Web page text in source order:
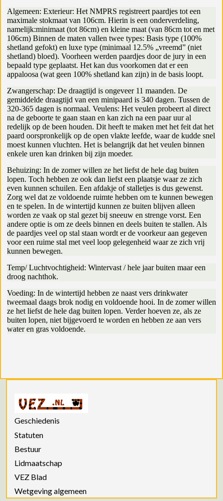
Algemeen: Exterieur: Het NMPRS registreert paardjes tot een
maximale stokmaat van 106cm. Hierin is een onderverdeling,
namelijk:minimaat (tot 86cm) en kleine maat (van 86cm tot en met
106cm) Binnen de maten vallen twee types: Basis type (100%
shetland gefokt) en luxe type (minimaal 12.5% „vreemd” (niet
shetland) bloed). Voorheen werden paardjes door de jury in een
bepaald type geplaatst. Het kan dus voorkomen dat er een
appaloosa (wat geen 100% shetland kan zijn) in de basis loopt.
Zwangerschap: De draagtijd is ongeveer 11 maanden. De
gemiddelde draagtijd van een minipaard is 340 dagen. Tussen de
320-365 dagen is normaal. Veulens: Het veulen probeert al direct
na de geboorte te gaan staan en kan zich na een paar uur al
redelijk op de been houden. Dit heeft te maken met het feit dat het
paard oorspronkelijk op de open vlakte leefde, waar de kudde snel
moest kunnen vluchten. Het is belangrijk dat het veulen binnen
enkele uren kan drinken bij zijn moeder.
Behuizing: In de zomer willen ze het liefst de hele dag buiten
lopen. Toch hebben ze ook dan liefst een plaatsje waar ze zich
even kunnen schuilen. Een afdakje of stalletjes is dus gewenst.
Zorg wel dat ze voldoende ruimte hebben om te kunnen bewegen
en te spelen. In de wintertijd kunnen ze buiten blijven alleen
worden ze vaak op stal gezet bij sneeuw en strenge vorst. Een
andere optie is om ze deels binnen en deels buiten te stallen. Als
de paardjes veel op stal staan wordt er de voorkeur aan gegeven
voor een ruime stal met veel loop gelegenheid waar ze zich vrij
kunnen bewegen.
Temp/ Luchtvochtigheid: Wintervast / hele jaar buiten maar een
droog nachthok.
Voeding: In de wintertijd hebben ze naast vers drinkwater
tweemaal daags brok nodig en voldoende hooi. In de zomer willen
ze het liefst de hele dag buiten lopen. Verder hoeven ze, als ze
buiten lopen, niet bijgevoerd te worden en hebben ze aan vers
water en gras voldoende.
Geschiedenis
Statuten
Bestuur
Lidmaatschap
VEZ Blad
Wetgeving algemeen